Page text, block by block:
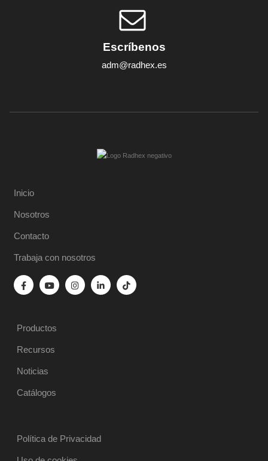
Escríbenos
adm@radhex.es
Inicio
Nosotros
Contacto
Trabaja con nosotros
Productos
Recursos
Noticias
Catálogos
Política de Privacidad